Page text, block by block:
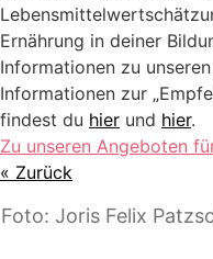
Ernährung in deiner
Informationen zu
Informationen zur
findest du hier und hier.
Zu unseren Angeboten
« Zurück
Foto: Joris Felix